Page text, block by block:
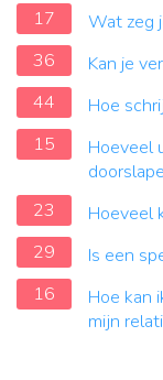
17
Wat zeg
36
Kan je
44
Hoe
15
Hoeveel
23
Hoeveel
29
Is een
16
Hoe kan
mijn